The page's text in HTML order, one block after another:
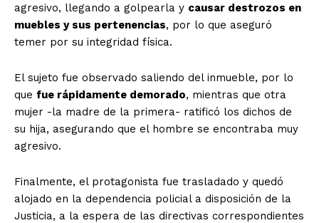
agresivo, llegando a golpearla y causar destrozos en
muebles y sus pertenencias, por lo que aseguró
temer por su integridad física.
El sujeto fue observado saliendo del inmueble, por lo
que fue rápidamente demorado, mientras que otra
mujer -la madre de la primera- ratificó los dichos de
su hija, asegurando que el hombre se encontraba muy
agresivo.
Finalmente, el protagonista fue trasladado y quedó
alojado en la dependencia policial a disposición de la
Justicia, a la espera de las directivas correspondientes